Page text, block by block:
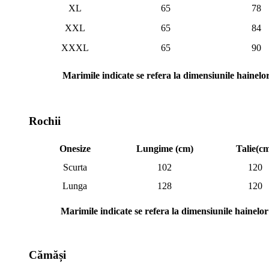
XL 65
78
XXL
65
84
XXXL
65 90
Marimile indicate se refera la dimensiunile
Rochii
Onesize Lungime (cm)
Scurta
102
120
Lunga
128 120
Marimile indicate se refera la dimensiunile hainelor
Cămăși